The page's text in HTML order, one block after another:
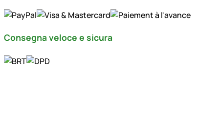
Consegna veloce e sicura